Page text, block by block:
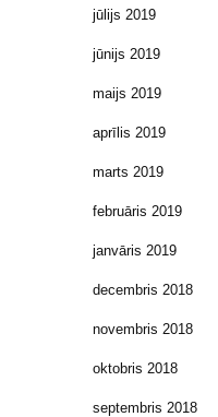
jūlijs 2019
jūnijs 2019
maijs 2019
aprīlis 2019
marts 2019
februāris 2019
janvāris 2019
decembris 2018
novembris 2018
oktobris 2018
septembris 2018